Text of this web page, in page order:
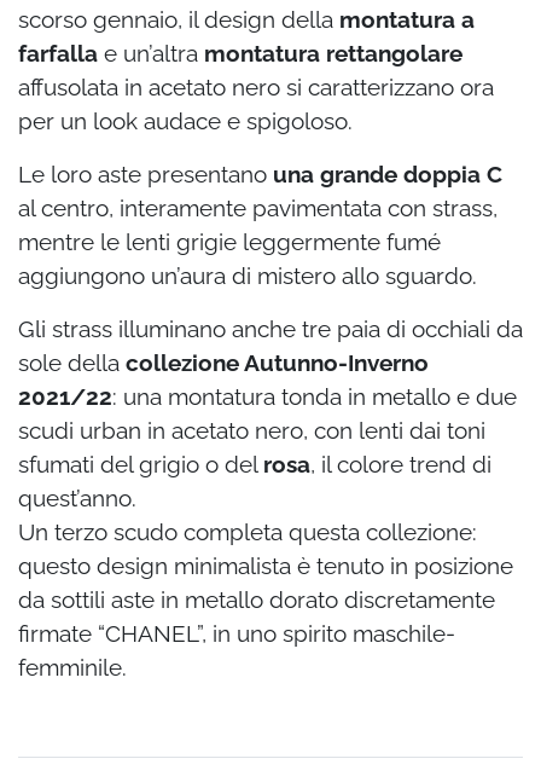
scorso gennaio, il design della montatura a
farfalla e un’altra montatura rettangolare
affusolata in acetato nero si caratterizzano ora
per un look audace e spigoloso.
Le loro aste presentano una grande doppia C
al centro, interamente pavimentata con strass,
mentre le lenti grigie leggermente fumé
aggiungono un’aura di mistero allo sguardo.
Gli strass illuminano anche tre paia di occhiali da
sole della collezione Autunno-Inverno
2021/22: una montatura tonda in metallo e due
scudi urban in acetato nero, con lenti dai toni
sfumati del grigio o del rosa, il colore trend di
quest’anno.
Un terzo scudo completa questa collezione:
questo design minimalista è tenuto in posizione
da sottili aste in metallo dorato discretamente
firmate “CHANEL”, in uno spirito maschile-
femminile.